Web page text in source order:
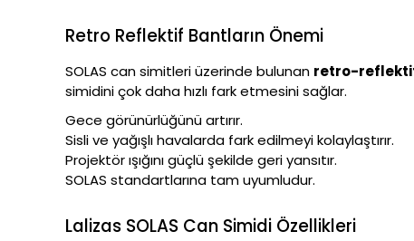
Retro Reflektif Bantların Önemi
SOLAS can simitleri üzerinde bulunan retro-reflektif
simidini çok daha hızlı fark etmesini sağlar.
Gece görünürlüğünü artırır.
Sisli ve yağışlı havalarda fark edilmeyi kolaylaştırır.
Projektör ışığını güçlü şekilde geri yansıtır.
SOLAS standartlarına tam uyumludur.
Lalizas SOLAS Can Simidi Özellikleri